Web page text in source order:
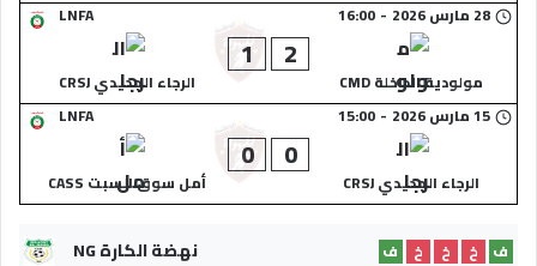
LNFA
28 مارس 2026 -
16:00
مولودية الداخلة CMD
2
1
الرجاء الجديدي CRSJ
LNFA
15 مارس 2026 -
15:00
الرجاء الجديدي CRSJ
0
0
أمل سوق السبت CASS
نهضة الكارة NG ف خ خ خ
ف